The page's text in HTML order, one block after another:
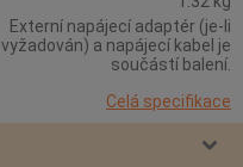
Externí napájecí adaptér (je-li
vyžadován) a napájecí kabel je
součástí balení.
Celá specifikace